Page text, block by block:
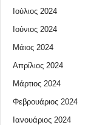
Ιούλιος 2024
Ιούνιος 2024
Μάιος 2024
Απρίλιος 2024
Μάρτιος 2024
Φεβρουάριος 2024
Ιανουάριος 2024